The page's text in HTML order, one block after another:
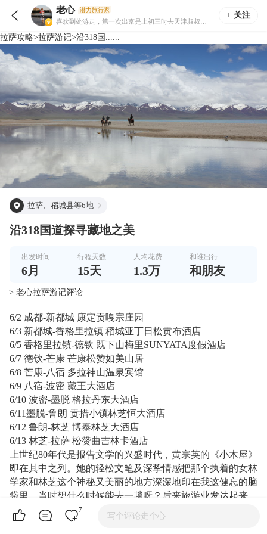
 老心 潜力旅行家
+ 关注
拉萨攻略>拉萨游记>沿318国......
拉萨、稻城县等6地
沿318国道探寻藏地之美
出发时间
6月
行程天数
15天
人均花费
1.3万
和谁出行
和朋友
> 老心拉萨游记评论
6/2 成都-新都城 康定贡嘎宗庄园
6/3 新都城-香格里拉镇 稻城亚丁日松贡布酒店
6/5 香格里拉镇-德钦 既下山梅里SUNYATA度假酒店
6/7 德钦-芒康 芒康松赞如美山居
6/8 芒康-八宿 多拉神山温泉宾馆
6/9 八宿-波密 藏王大酒店
6/10 波密-墨脱 格拉丹东大酒店
6/11墨脱-鲁朗 贡措小镇林芝恒大酒店
6/12 鲁朗-林芝 博泰林芝大酒店
6/13 林芝-拉萨 松赞曲吉林卡酒店
上世纪80年代是报告文学的兴盛时代，黄宗英的《小木屋》
即在其中之列。她的轻松文笔及深挚情感把那个执着的女林
学家和林芝这个神秘又美丽的地方深深地印在我这健忘的脑
袋里，当时想什么时候能去一趟呀？后来旅游业发达起来，
林芝及波密，乃至墨脱时常被提起，但我始终没有将它列入
我的出行计划中，一是畏惧路途艰辛，二是游伴难寻，三是
7
写个评论走个心